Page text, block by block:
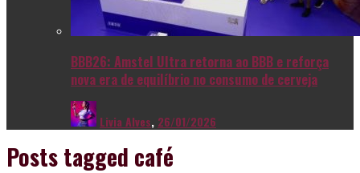
BBB26: Amstel Ultra retorna ao BBB e reforça
nova era de equilíbrio no consumo de cerveja
Livia Alves, 26/01/2026
Posts tagged café